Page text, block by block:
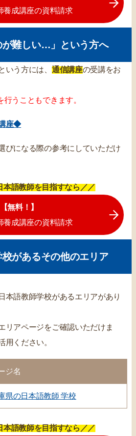
養成講座の資料請求
のが難しい…」という方へ
いう方には、 通信講座の受講をお
うこともできます。
座◆
びになる際の参考にしていただけ
本語教師を目指すなら／／
【無料！】
養成講座の資料請求
校があるその他のエリア
本語教師学校があるエリアがあり
リアページをご確認いただけま
用ください。
ジ名
県の日本語教師 学校
本語教師を目指すなら／／